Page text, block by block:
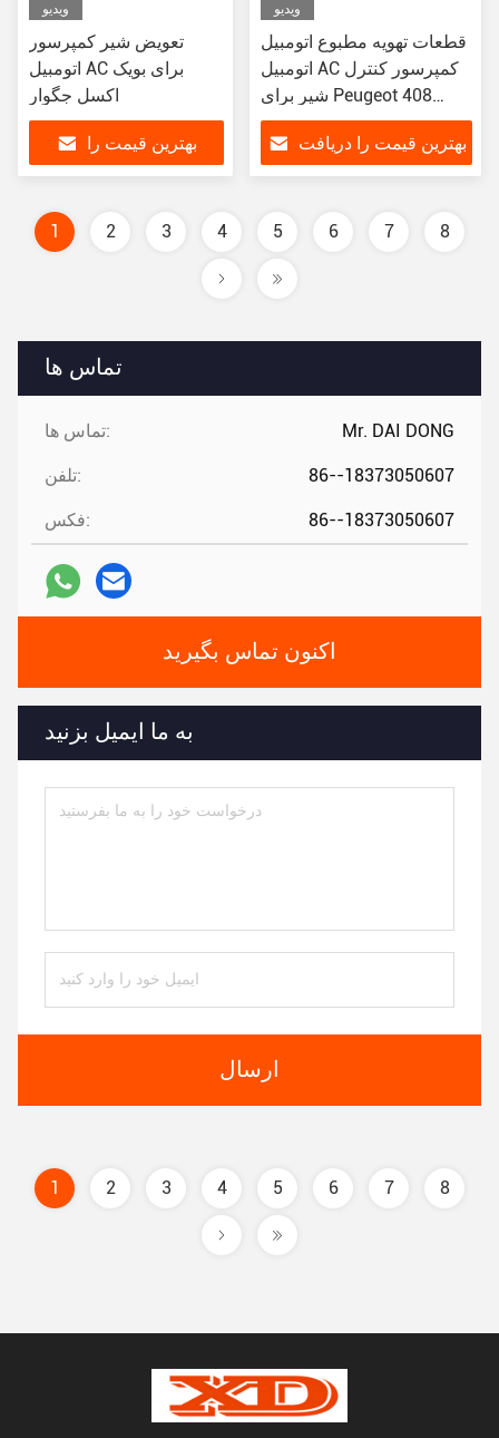
تماس ها
تماس ها: Mr. DAI DONG
تلفن: 86--18373050607
فکس: 86--18373050607
اکنون تماس بگیرید
به ما ایمیل بزنید
ارسال
ویدیو
تعویض شیر کمپرسور
اتومبیل AC برای بویک
اکسل جگوار
بهترین قیمت را
ویدیو
قطعات تهویه مطبوع اتومبیل
اتومبیل AC کمپرسور کنترل
شیر برای Peugeot 408
3008 نوع Denso
بهترین قیمت را دریافت
1 2 3 4 5 6 7 8
1 2 3 4 5 6 7 8